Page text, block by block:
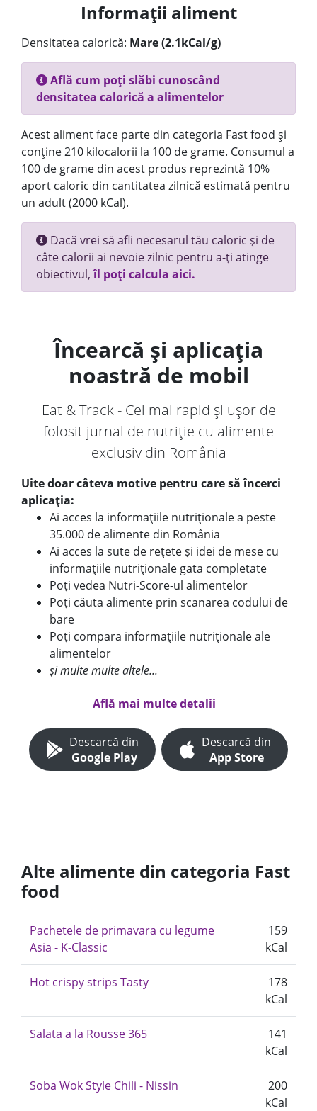
Informații aliment
Densitatea calorică: Mare (2.1kCal/g)
Află cum poți slăbi cunoscând
densitatea calorică a alimentelor
Acest aliment face parte din categoria Fast food și
conține 210 kilocalorii la 100 de grame. Consumul a
100 de grame din acest produs reprezintă 10%
aport caloric din cantitatea zilnică estimată pentru
un adult (2000 kCal).
Dacă vrei să afli necesarul tău caloric și de
câte calorii ai nevoie zilnic pentru a-ți atinge
obiectivul,îl poți calcula aici.
Încearcă și aplicația
noastră de mobil
Eat & Track - Cel mai rapid și ușor de
folosit jurnal de nutriție cu alimente
exclusiv din România
Uite doar câteva motive pentru care să încerci
aplicația:
Ai acces la informațiile nutriționale a peste
35.000 de alimente din România
Ai acces la sute de rețete și idei de mese cu
informațiile nutriționale gata completate
Poți vedea Nutri-Score-ul alimentelor
Poți căuta alimente prin scanarea codului de
bare
Poți compara informațiile nutriționale ale
alimentelor
și multe multe altele...
Află mai multe detalii
Descarcă din
Google Play
Descarcă din
App Store
Alte alimente din categoria Fast
food
Pachetele de primavara cu legume
Asia - K-Classic
159
kCal
Hot crispy strips Tasty
178
kCal
Salata a la Rousse 365
141
kCal
Soba Wok Style Chili - Nissin
200
kCal